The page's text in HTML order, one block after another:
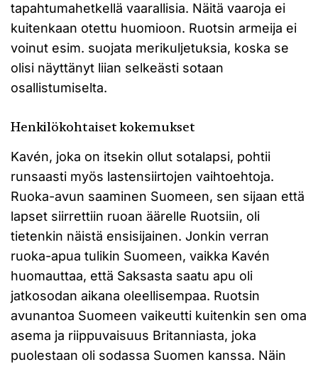
tapahtumahetkellä vaarallisia. Näitä vaaroja ei
kuitenkaan otettu huomioon. Ruotsin armeija ei
voinut esim. suojata merikuljetuksia, koska se
olisi näyttänyt liian selkeästi sotaan
osallistumiselta.
Henkilökohtaiset kokemukset
Kavén, joka on itsekin ollut sotalapsi, pohtii
runsaasti myös lastensiirtojen vaihtoehtoja.
Ruoka-avun saaminen Suomeen, sen sijaan että
lapset siirrettiin ruoan äärelle Ruotsiin, oli
tietenkin näistä ensisijainen. Jonkin verran
ruoka-apua tulikin Suomeen, vaikka Kavén
huomauttaa, että Saksasta saatu apu oli
jatkosodan aikana oleellisempaa. Ruotsin
avunantoa Suomeen vaikeutti kuitenkin sen oma
asema ja riippuvaisuus Britanniasta, joka
puolestaan oli sodassa Suomen kanssa. Näin